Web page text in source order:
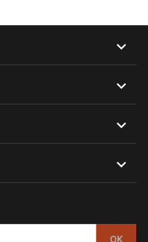



